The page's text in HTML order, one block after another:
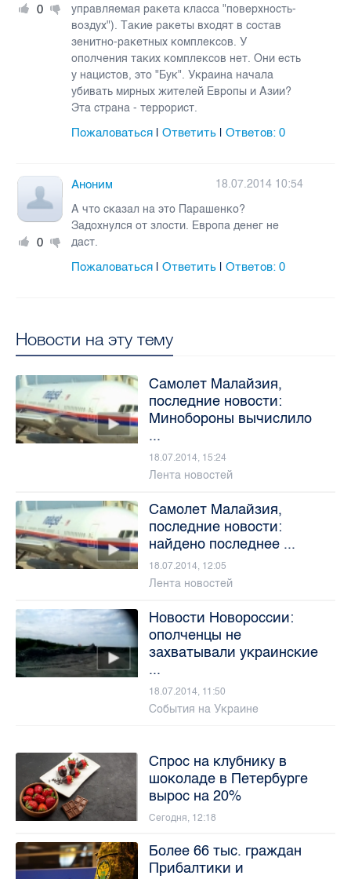
0
управляемая ракета класса "поверхность-
воздух"). Такие ракеты входят в состав
зенитно-ракетных комплексов. У
ополчения таких комплексов нет. Они есть
у нацистов, это "Бук". Украина начала
убивать мирных жителей Европы и Азии?
Эта страна - террорист.
Пожаловаться |Ответить |Ответов:0
0
Аноним
18.07.2014 10:54
А что сказал на это Парашенко?
Задохнулся от злости. Европа денег не
даст.
Пожаловаться |Ответить |Ответов:0
Новости на эту тему
Самолет Малайзия,
последние новости:
Минобороны вычислило
...
18.07.2014, 15:24
Лента новостей
Cамолет Малайзия,
последние новости:
найдено последнее ...
18.07.2014, 12:05
Лента новостей
Новости Новороссии:
ополченцы не
захватывали украинские
...
18.07.2014, 11:50
События на Украине
Спрос на клубнику в
шоколаде в Петербурге
вырос на 20%
Сегодня, 12:18
Более 66 тыс. граждан
Прибалтики и